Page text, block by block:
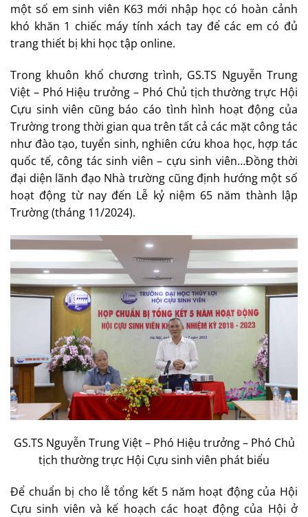
một số em sinh viên K63 mới nhập học có hoàn cảnh
khó khăn 1 chiếc máy tính xách tay để các em có đủ
trang thiết bị khi học tập online.
Trong khuôn khổ chương trình, GS.TS Nguyễn Trung
Việt – Phó Hiệu trưởng – Phó Chủ tịch thường trực Hội
Cựu sinh viên cũng báo cáo tình hình hoạt động của
Trường trong thời gian qua trên tất cả các mặt công tác
như đào tạo, tuyển sinh, nghiên cứu khoa học, hợp tác
quốc tế, công tác sinh viên – cựu sinh viên…Đồng thời
đại diện lãnh đạo Nhà trường cũng định hướng một số
hoạt động từ nay đến Lễ kỷ niệm 65 năm thành lập
Trường (tháng 11/2024).
GS.TS Nguyễn Trung Việt – Phó Hiệu trưởng – Phó Chủ
tịch thường trực Hội Cựu sinh viên phát biểu
Để chuẩn bị cho lễ tổng kết 5 năm hoạt động của Hội
Cựu sinh viên và kế hoạch các hoạt động của Hội ở